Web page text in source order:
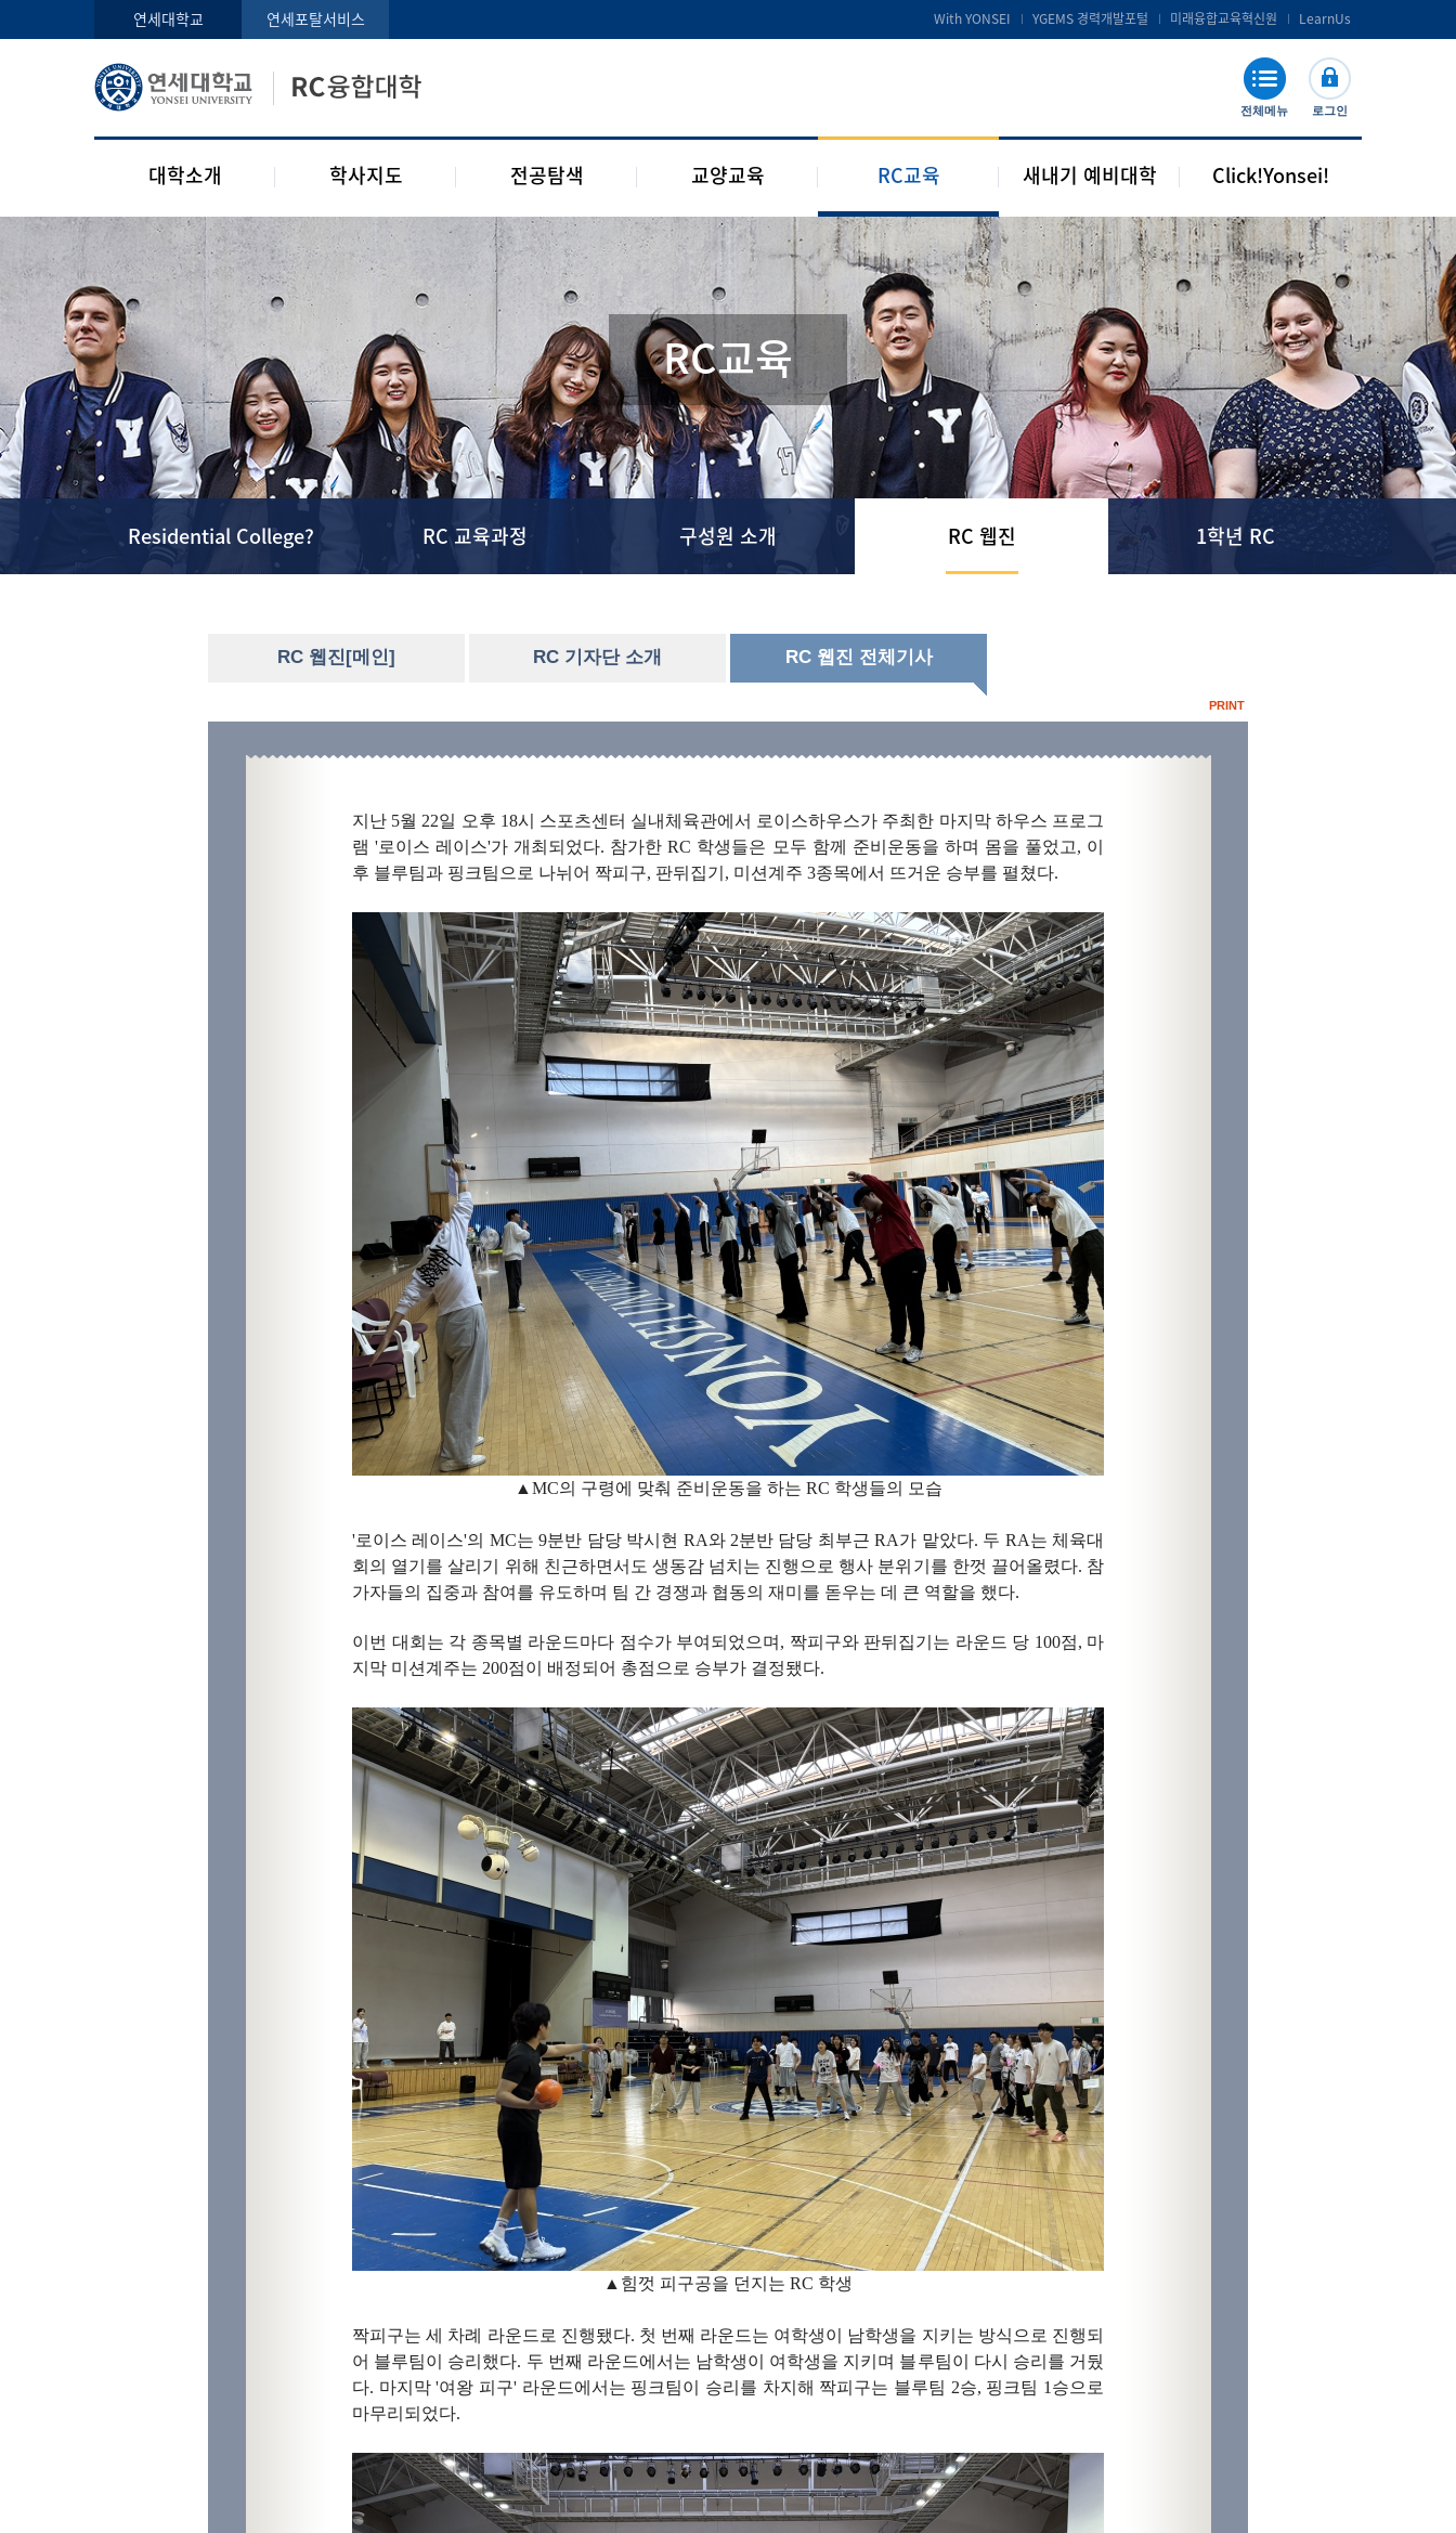
연세대학교 연세포탈서비스 LearnUs
미래융합교육혁신원
YGEMS 경력개발포털
With YONSEI
로그인
전체메뉴
대학소개 학사지도 전공탐색 교양교육 RC교육 새내기 예비대학 Click!Yonsei!
인사말
오시는 길
공지사항
학사지도사
RC 교육과정
1학년 RC
공지 및 자료실
연세포탈서비스 및 LearnUs
S-Campus 서비스
학습지원
기타안내
RC교육
Residential College? RC 교육과정 구성원 소개 RC 웹진 1학년 RC
RC 웹진[메인] RC 기자단 소개 RC 웹진 전체기사
PRINT
지난 5월 22일 오후 18시 스포츠센터 실내체육관에서 로이스하우스가 주최한 마지막 하우스 프로그
램 '로이스 레이스'가 개최되었다. 참가한 RC 학생들은 모두 함께 준비운동을 하며 몸을 풀었고, 이
후 블루팀과 핑크팀으로 나뉘어 짝피구, 판뒤집기, 미션계주 3종목에서 뜨거운 승부를 펼쳤다.
▲MC의 구령에 맞춰 준비운동을 하는 RC 학생들의 모습
'로이스 레이스'의 MC는 9분반 담당 박시현 RA와 2분반 담당 최부근 RA가 맡았다. 두 RA는 체육대
회의 열기를 살리기 위해 친근하면서도 생동감 넘치는 진행으로 행사 분위기를 한껏 끌어올렸다. 참
가자들의 집중과 참여를 유도하며 팀 간 경쟁과 협동의 재미를 돋우는 데 큰 역할을 했다.
이번 대회는 각 종목별 라운드마다 점수가 부여되었으며, 짝피구와 판뒤집기는 라운드 당 100점, 마
지막 미션계주는 200점이 배정되어 총점으로 승부가 결정됐다.
▲힘껏 피구공을 던지는 RC 학생
짝피구는 세 차례 라운드로 진행됐다. 첫 번째 라운드는 여학생이 남학생을 지키는 방식으로 진행되
어 블루팀이 승리했다. 두 번째 라운드에서는 남학생이 여학생을 지키며 블루팀이 다시 승리를 거뒀
다. 마지막 '여왕 피구' 라운드에서는 핑크팀이 승리를 차지해 짝피구는 블루팀 2승, 핑크팀 1승으로
마무리되었다.